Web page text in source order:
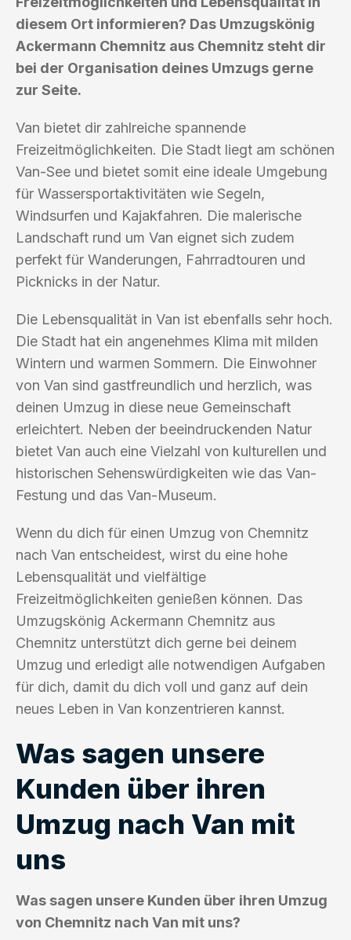
diesem Ort informieren? Das Umzugskönig
Ackermann Chemnitz aus Chemnitz steht dir
bei der Organisation deines Umzugs gerne
zur Seite.
Van bietet dir zahlreiche spannende
Freizeitmöglichkeiten. Die Stadt liegt am schönen
Van-See und bietet somit eine ideale Umgebung
für Wassersportaktivitäten wie Segeln,
Windsurfen und Kajakfahren. Die malerische
Landschaft rund um Van eignet sich zudem
perfekt für Wanderungen, Fahrradtouren und
Picknicks in der Natur.
Die Lebensqualität in Van ist ebenfalls sehr hoch.
Die Stadt hat ein angenehmes Klima mit milden
Wintern und warmen Sommern. Die Einwohner
von Van sind gastfreundlich und herzlich, was
deinen Umzug in diese neue Gemeinschaft
erleichtert. Neben der beeindruckenden Natur
bietet Van auch eine Vielzahl von kulturellen und
historischen Sehenswürdigkeiten wie das Van-
Festung und das Van-Museum.
Wenn du dich für einen Umzug von Chemnitz
nach Van entscheidest, wirst du eine hohe
Lebensqualität und vielfältige
Freizeitmöglichkeiten genießen können. Das
Umzugskönig Ackermann Chemnitz aus
Chemnitz unterstützt dich gerne bei deinem
Umzug und erledigt alle notwendigen Aufgaben
für dich, damit du dich voll und ganz auf dein
neues Leben in Van konzentrieren kannst.
Was sagen unsere
Kunden über ihren
Umzug nach Van mit
uns
Was sagen unsere Kunden über ihren Umzug
von Chemnitz nach Van mit uns?